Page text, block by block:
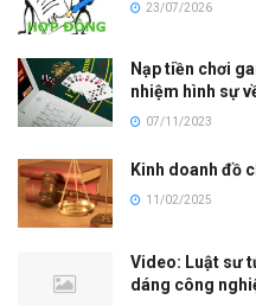
23/07/2026
Nạp tiền chơi
nhiệm hình sự
07/11/2023
Kinh doanh đồ
11/02/2025
Video: Luật sư
dáng công